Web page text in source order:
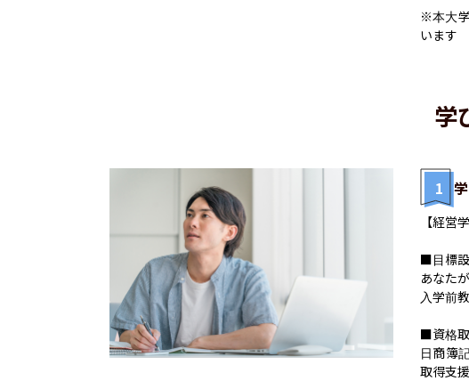
※本大
います
学
1
【経営
■目標
あなた
入学前
■資格
日商簿
取得支